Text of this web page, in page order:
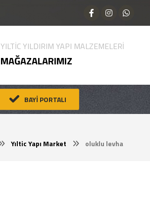
YILTİC YILDIRIM YAPI MALZEMELERİ
MAĞAZALARIMIZ
BAYİ PORTALI
Yıltic Yapı Market oluklu levha